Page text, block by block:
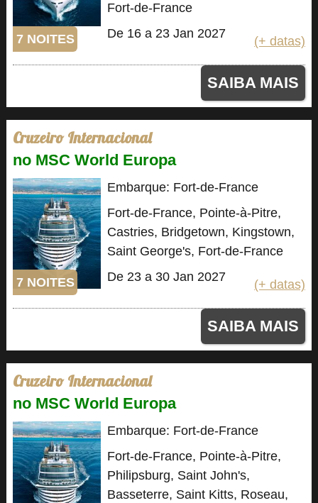
7 NOITES
Fort-de-France
De 16 a 23 Jan 2027
(+ datas)
SAIBA MAIS
Cruzeiro Internacional
no MSC World Europa
7 NOITES
Embarque: Fort-de-France
Fort-de-France, Pointe-à-Pitre,
Castries, Bridgetown, Kingstown,
Saint George's, Fort-de-France
De 23 a 30 Jan 2027
(+ datas)
SAIBA MAIS
Cruzeiro Internacional
no MSC World Europa
Embarque: Fort-de-France
Fort-de-France, Pointe-à-Pitre,
Philipsburg, Saint John's,
Basseterre, Saint Kitts, Roseau,